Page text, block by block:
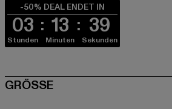
-50% DEAL ENDET IN
03
Stunden
13
Minuten
39
Sekunden
SIZE
GRÖSSE